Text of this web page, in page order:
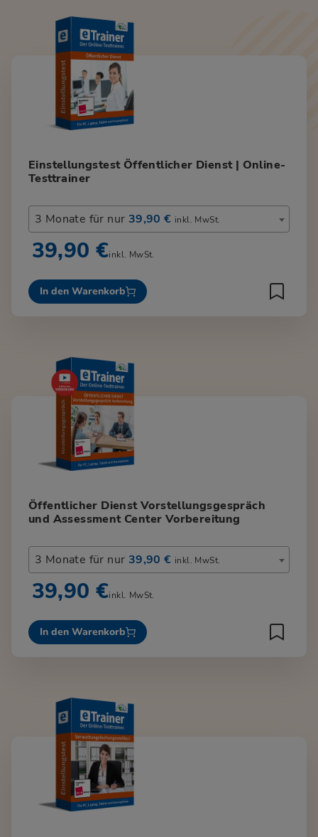
Einstellungstest Öffentlicher Dienst | Online-
Testtrainer
3 Monate für nur 39,90 € inkl. MwSt.
39,90 €inkl. MwSt.
In den Warenkorb
Öffentlicher Dienst Vorstellungsgespräch
und Assessment Center Vorbereitung
3 Monate für nur 39,90 € inkl. MwSt.
39,90 €inkl. MwSt.
In den Warenkorb